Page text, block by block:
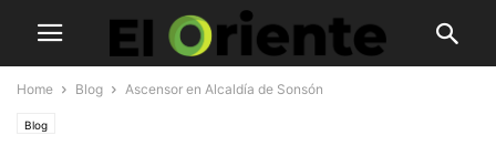
Home Blog Ascensor en Alcaldía de Sonsón
Blog